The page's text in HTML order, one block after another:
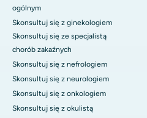
ogólnym
Skonsultuj się z ginekologiem
Skonsultuj się ze specjalistą
chorób zakaźnych
Skonsultuj się z nefrologiem
Skonsultuj się z neurologiem
Skonsultuj się z onkologiem
Skonsultuj się z okulistą